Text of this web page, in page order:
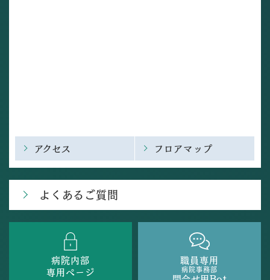
アクセス フロアマップ
よくあるご質問
病院内部
専用ページ
職員専用
病院事務部